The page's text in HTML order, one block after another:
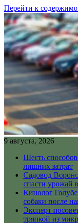
Перейти к
9 августа, 2026
Шесть
лишних затрат
Садовод
спасти урожай
Кинолог
собаки после
Эксперт
тряпкой из